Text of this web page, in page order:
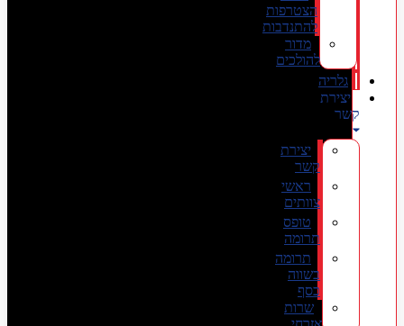
הצטרפות
להתנדבות
מדור
להולכים
גלריה
יצירת
קשר
יצירת
קשר
ראשי
צוותים
טופס
תרומה
תרומה
בשווה
כסף
שרות